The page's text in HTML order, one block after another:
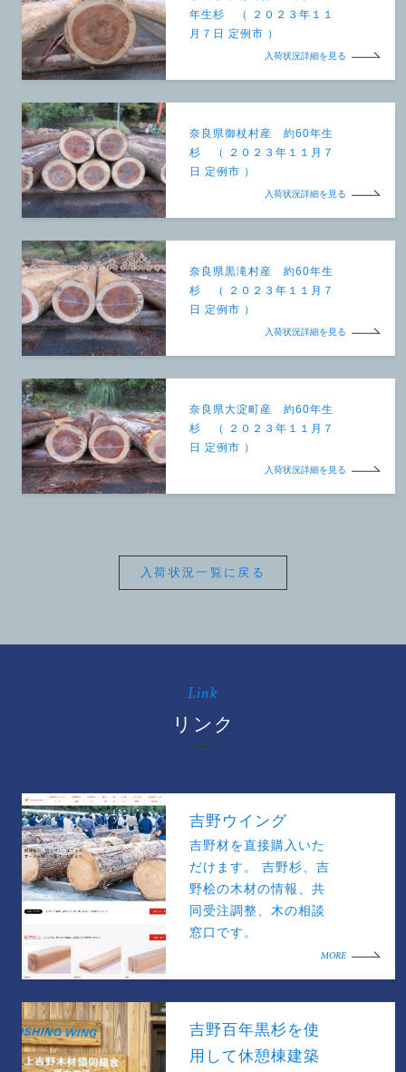
年生杉 （ ２０２３年１１
月７日 定例市 ）
入荷状況詳細を見る
奈良県御杖村産 約60年生
杉 （ ２０２３年１１月７
日 定例市 ）
入荷状況詳細を見る
奈良県黒滝村産 約60年生
杉 （ ２０２３年１１月７
日 定例市 ）
入荷状況詳細を見る
奈良県大淀町産 約60年生
杉 （ ２０２３年１１月７
日 定例市 ）
入荷状況詳細を見る
入荷状況一覧に戻る
Link
リンク
吉野ウイング
吉野材を直接購入いた
だけます。 吉野杉、吉
野桧の木材の情報、共
同受注調整、木の相談
窓口です。
MORE
吉野百年黒杉を使
用して休憩棟建築